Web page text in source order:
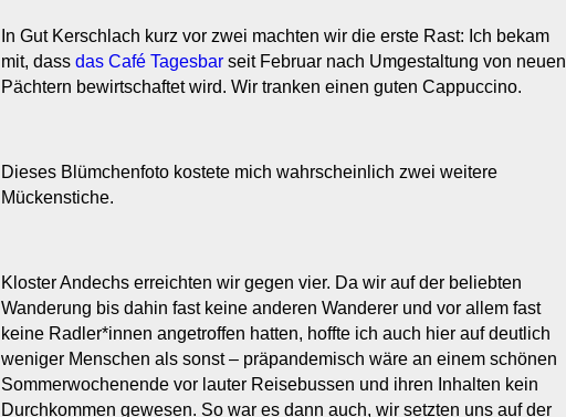
In Gut Kerschlach kurz vor zwei machten wir die erste Rast: Ich bekam
mit, dass das Café Tagesbar seit Februar nach Umgestaltung von neuen
Pächtern bewirtschaftet wird. Wir tranken einen guten Cappuccino.
Dieses Blümchenfoto kostete mich wahrscheinlich zwei weitere
Mückenstiche.
Kloster Andechs erreichten wir gegen vier. Da wir auf der beliebten
Wanderung bis dahin fast keine anderen Wanderer und vor allem fast
keine Radler*innen angetroffen hatten, hoffte ich auch hier auf deutlich
weniger Menschen als sonst – präpandemisch wäre an einem schönen
Sommerwochenende vor lauter Reisebussen und ihren Inhalten kein
Durchkommen gewesen. So war es dann auch, wir setzten uns auf der